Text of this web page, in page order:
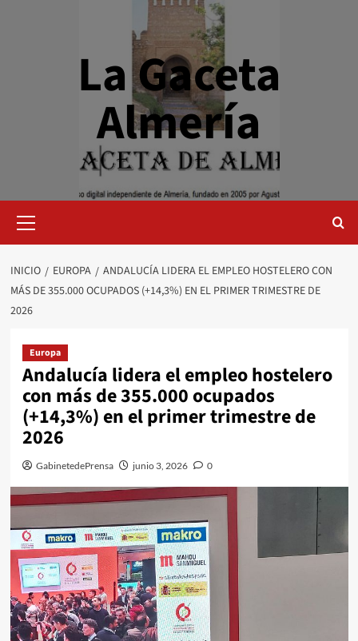
La Gaceta
Almería
primario
INICIO EUROPA
ANDALUCÍA LIDERA EL EMPLEO HOSTELERO CON
MÁS DE 355.000 OCUPADOS (+14,3%) EN EL PRIMER TRIMESTRE DE
2026
Europa
Andalucía lidera el empleo hostelero
con más de 355.000 ocupados
(+14,3%) en el primer trimestre de
2026
GabinetedePrensa junio 3, 2026 0